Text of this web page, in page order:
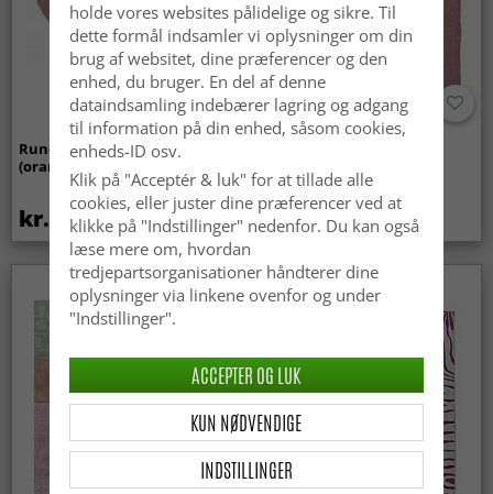
Rundt tæppe - Garine
(orange/rosa)
kr.479 kr.369
holde vores websites pålidelige og sikre. Til
dette formål indsamler vi oplysninger om din
brug af websitet, dine præferencer og den
enhed, du bruger. En del af denne
dataindsamling indebærer lagring og adgang
til information på din enhed, såsom cookies,
enheds-ID osv.
Klik på "Acceptér & luk" for at tillade alle
cookies, eller juster dine præferencer ved at
klikke på "Indstillinger" nedenfor. Du kan også
læse mere om, hvordan
tredjepartsorganisationer håndterer dine
oplysninger via linkene ovenfor og under
"Indstillinger".
INDSTILLINGER
KUN NØDVENDIGE
ACCEPTER OG LUK